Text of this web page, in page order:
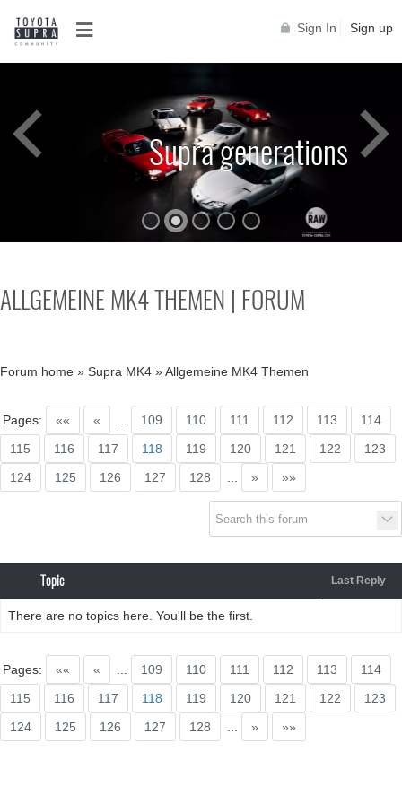
Sign In Sign up
Supra generations
Supra generations
ALLGEMEINE MK4 THEMEN | FORUM
Forum home » Supra MK4 »Allgemeine MK4 Themen
Pages: «« « 109 110 111 112 113
114
115
116 117 118 119 120 121 122
123
124
125 126 127 128 » »»
Topic Last Reply
There are no topics here. You'll be the first.
Pages: «« « 109 110 111 112 113
114
115
116 117 118 119 120 121 122
123
124
125 126 127 128 » »»